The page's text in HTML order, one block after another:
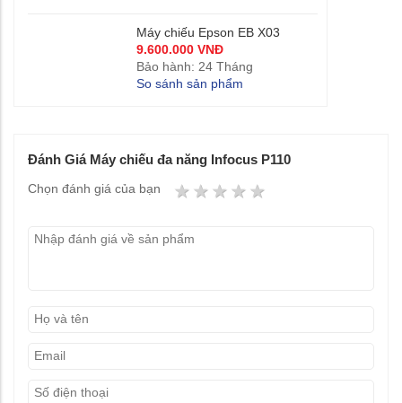
Máy chiếu Epson EB X03
9.600.000 VNĐ
Bảo hành: 24 Tháng
So sánh sản phẩm
Đánh Giá Máy chiếu đa năng Infocus P110
Chọn đánh giá của bạn 4 stars
3 stars
2 stars
1 star